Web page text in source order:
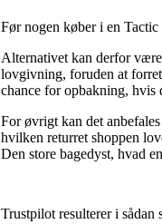
Før nogen køber i en
Alternativet kan derfor
lovgivning, foruden at
chance for opbakning,
For øvrigt kan det
hvilken returret shoppen
Den store bagedyst, hvad
Trustpilot resulterer i